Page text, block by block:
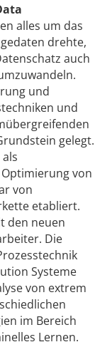
alles um das
drehte,
auch
und
und
gelegt.
von
von
etabliert.
den neuen
Die
Systeme
von extrem
im Bereich
Lernen.